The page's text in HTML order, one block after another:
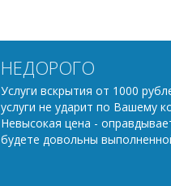
НЕДОРОГО
Услуги вскрытия от 1000
услуги не ударит по Вашему
Невысокая цена -
будете довольны